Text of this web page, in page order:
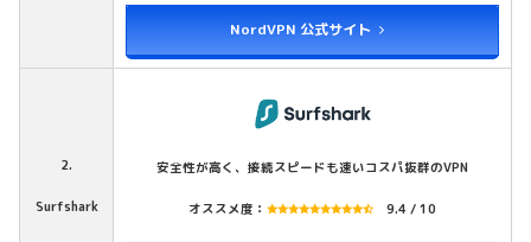
NordVPN 公式サイト
2.
Surfshark
安全性が高く、接続スピードも速いコスパ抜群のVPN
オススメ度： 9.4 / 10